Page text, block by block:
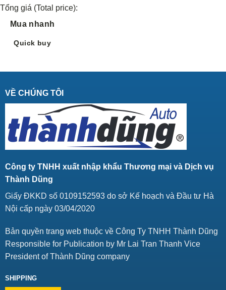
Tổng giá (Total price):
Mua nhanh
Quick buy
VỀ CHÚNG TÔI
Công ty TNHH xuất nhập khẩu Thương mại và Dịch vụ
Thành Dũng
Giấy ĐKKD số 0109152593 do sở Kế hoạch và Đầu tư Hà
Nội cấp ngày 03/04/2020
Bản quyền trang web thuộc về Công Ty TNHH Thành Dũng
Responsible for Publication by Mr Lai Tran Thanh Vice
President of Thành Dũng company
SHIPPING